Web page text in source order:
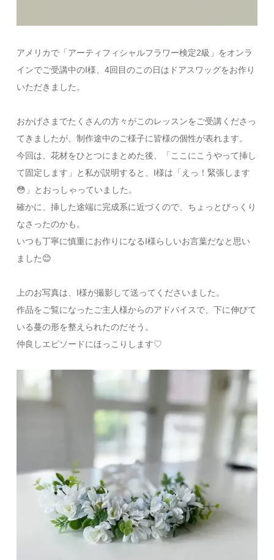
アメリカで「アーティフィシャルフラワー検定2級」をオンラ
インでご受講中のI様、4回目のこの日はドアスワッグをお作り
いただきました。
おかげさまでたくさんの方々がこのレッスンをご受講くださっ
てきましたが、制作途中のご様子に皆様の個性が表れます。
今回は、花材をひとつにまとめた後、「ここにこうやって挿し
て固定します」と私が説明すると、I様は「えっ！緊張します
😳」とおっしゃっていました。
確かに、挿した途端に完成系に近づくので、ちょっとびっくり
なさったのかも。
いつも丁寧に慎重にお作りになるI様らしいお言葉だなと思い
ました😊
上のお写真は、I様が撮影して送ってくださいました。
作品をご覧になったご主人様からのアドバイスで、下に伸びて
いる蔓の形を整えられたのだそう。
仲良しエピソードにほっこりします♡